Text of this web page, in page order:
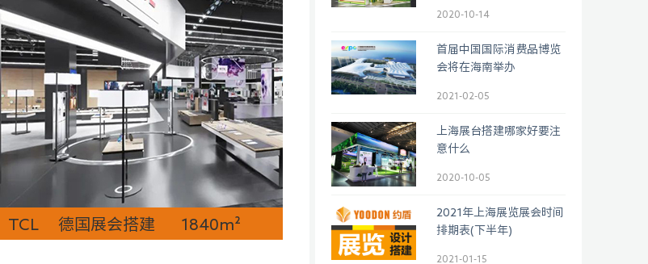
TCL 德国展会搭建 1840m²
2020-10-14
首届中国国际消费品博览
会将在海南举办
2021-02-05
上海展台搭建哪家好要注
意什么
2020-10-05
2021年上海展览展会时间
排期表(下半年)
2021-01-15